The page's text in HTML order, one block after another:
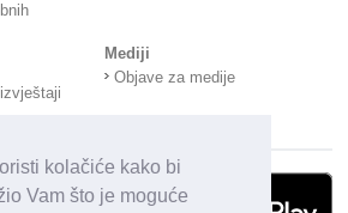
kolačiće kako bi
Vam što je moguće
Mediji
Objave za medije